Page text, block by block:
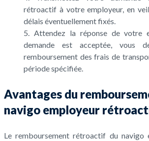
rétroactif à votre employeur, en
délais éventuellement fixés.
Attendez la réponse de votre
demande est acceptée, vous
remboursement des frais de
période spécifiée.
Avantages du
navigo employeur
Le remboursement rétroactif du navigo